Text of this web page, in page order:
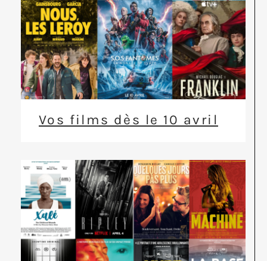
Vos films dès le 10 avril